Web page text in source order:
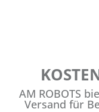
AM ROBOTS
Versand für